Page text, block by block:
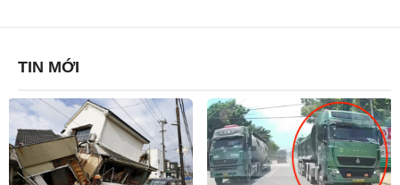
TIN MỚI